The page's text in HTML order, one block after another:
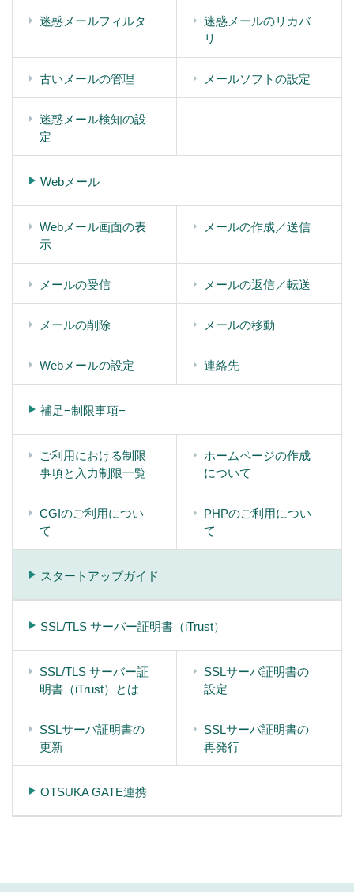
迷惑メールフィルタ
迷惑メールのリカバ
リ
古いメールの管理 メールソフトの設定
迷惑メール検知の設
定
Webメール
Webメール画面の表
示
メールの作成／送信
メールの受信 メールの返信／転送
メールの削除 メールの移動
Webメールの設定 連絡先
補足−制限事項−
ご利用における制限
事項と入力制限一覧
ホームページの作成
について
CGIのご利用につい
て
PHPのご利用につい
て
スタートアップガイド
SSL/TLS サーバー証明書（iTrust）
SSL/TLS サーバー証
明書（iTrust）とは
SSLサーバ証明書の
設定
SSLサーバ証明書の
更新
SSLサーバ証明書の
再発行
OTSUKA GATE連携